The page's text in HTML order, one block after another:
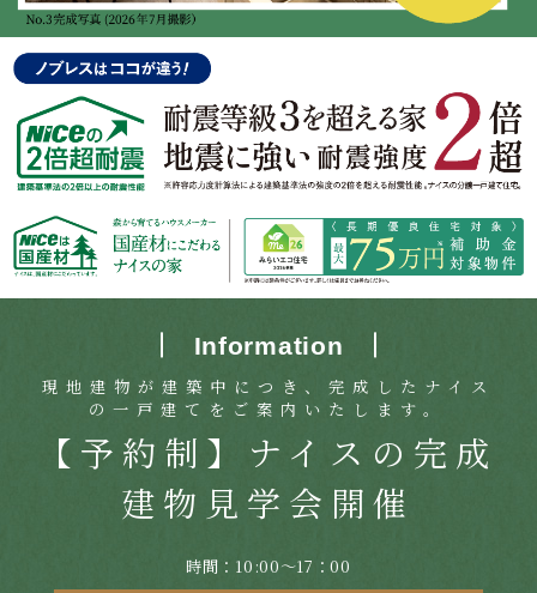
Information
現地建物が建築中につき、完成したナイス
の一戸建てをご案内いたします。
【予約制】ナイスの完成
建物見学会開催
時間：10:00～17：00